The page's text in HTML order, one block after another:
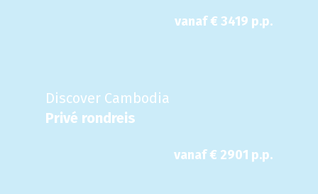
vanaf € 3419 p.p.
Discover Cambodia
Privé rondreis
vanaf € 2901 p.p.